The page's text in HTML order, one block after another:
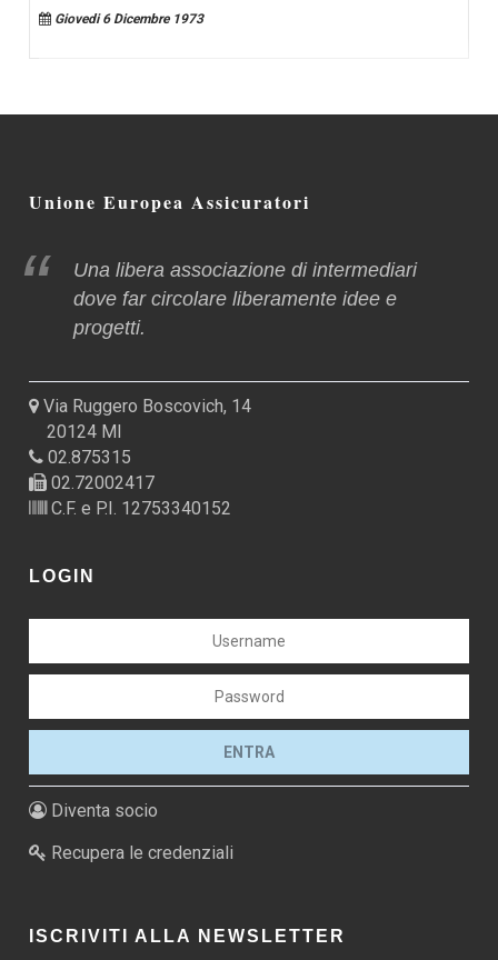
Giovedi 6 Dicembre 1973
Unione Europea Assicuratori
Una libera associazione di intermediari
dove far circolare liberamente idee e
progetti.
Via Ruggero Boscovich, 14
20124 MI
02.875315
02.72002417
C.F. e P.I. 12753340152
LOGIN
Diventa socio
Recupera le credenziali
ISCRIVITI ALLA NEWSLETTER